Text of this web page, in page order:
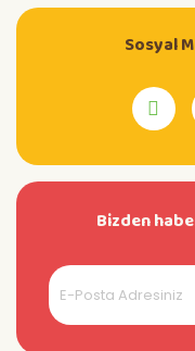
Sosyal
Bizden